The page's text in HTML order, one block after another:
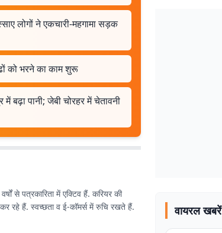
लोगों ने एकचारी-महगामा सड़क
को भरने का काम शुरू
बढ़ा पानी; जेबी चोरहर में चेतावनी
से पत्रकारिता में एक्टिव हैं. करियर की
रहे हैं. स्वच्छता व ई-कॉमर्स में रुचि रखते हैं.
वायरल खबरें